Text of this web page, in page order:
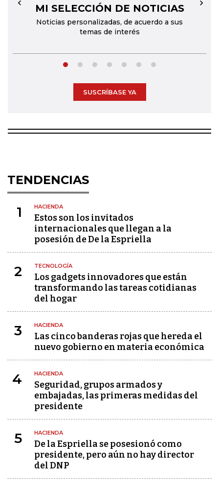
MI SELECCIÓN DE NOTICIAS
Noticias personalizadas, de acuerdo a sus
temas de interés
← →
SUSCRÍBASE YA
TENDENCIAS
1 HACIENDA
Estos son los invitados
internacionales que llegan a la
posesión de De la Espriella
2 TECNOLOGÍA
Los gadgets innovadores que están
transformando las tareas cotidianas
del hogar
3 HACIENDA
Las cinco banderas rojas que hereda el
nuevo gobierno en materia económica
4 HACIENDA
Seguridad, grupos armados y
embajadas, las primeras medidas del
presidente
5 HACIENDA
De la Espriella se posesionó como
presidente, pero aún no hay director
del DNP